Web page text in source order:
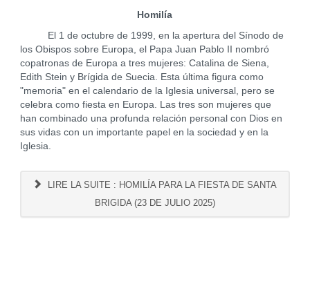
Homilía
El 1 de octubre de 1999, en la apertura del Sínodo de
los Obispos sobre Europa, el Papa Juan Pablo II nombró
copatronas de Europa a tres mujeres: Catalina de Siena,
Edith Stein y Brígida de Suecia. Esta última figura como
"memoria" en el calendario de la Iglesia universal, pero se
celebra como fiesta en Europa. Las tres son mujeres que
han combinado una profunda relación personal con Dios en
sus vidas con un importante papel en la sociedad y en la
Iglesia.
LIRE LA SUITE : HOMILÍA PARA LA FIESTA DE SANTA
BRIGIDA (23 DE JULIO 2025)